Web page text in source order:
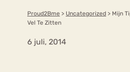
Proud2Bme > Uncategorized > Mijn
Vel Te Zitten
6 juli, 2014
Over ons
Vacatures
Privacyverklaring